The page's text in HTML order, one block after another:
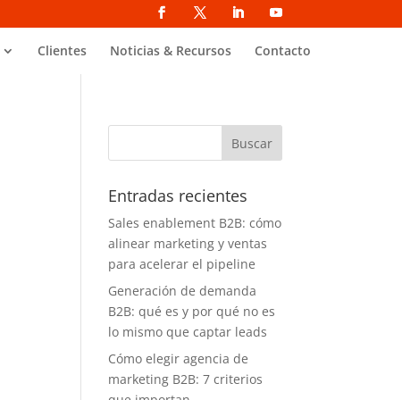
Clientes Noticias & Recursos Contacto
Entradas recientes
Sales enablement B2B: cómo
alinear marketing y ventas
para acelerar el pipeline
Generación de demanda
B2B: qué es y por qué no es
lo mismo que captar leads
Cómo elegir agencia de
marketing B2B: 7 criterios